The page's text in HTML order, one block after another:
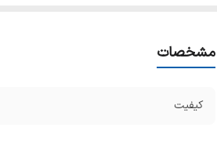
مشخصات
کیفیت